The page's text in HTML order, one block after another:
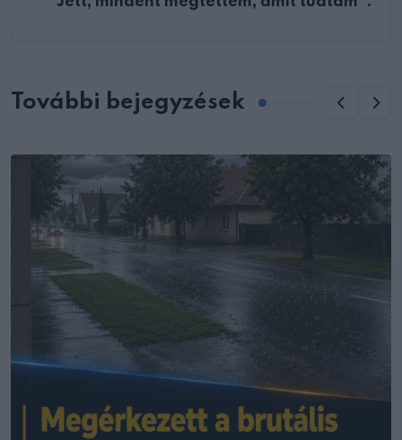
További bejegyzések